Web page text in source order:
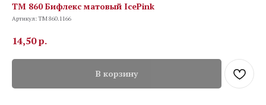
TM 860 Бифлекс матовый IcePink
Артикул:TM 860.1166
14,50р.
В корзину